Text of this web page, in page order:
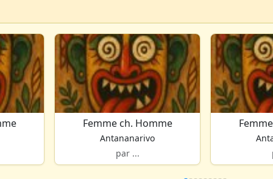
Femme ch. Homme
Antananarivo
par ...